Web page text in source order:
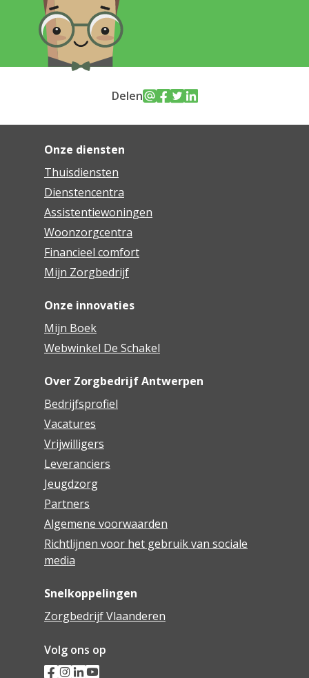
Delen
Onze diensten
Thuisdiensten
Dienstencentra
Assistentiewoningen
Woonzorgcentra
Financieel comfort
Mijn Zorgbedrijf
Onze innovaties
Mijn Boek
Webwinkel De Schakel
Over Zorgbedrijf Antwerpen
Bedrijfsprofiel
Vacatures
Vrijwilligers
Leveranciers
Jeugdzorg
Partners
Algemene voorwaarden
Richtlijnen voor het gebruik van sociale
media
Snelkoppelingen
Zorgbedrijf Vlaanderen
Volg ons op